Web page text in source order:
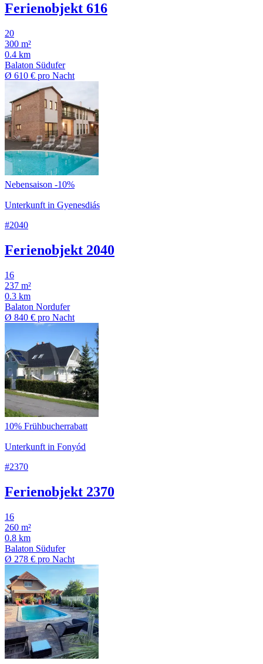
Ferienobjekt 616
20
300 m²
0.4 km
Balaton Südufer
Ø 610 € pro Nacht
Nebensaison -10%
Unterkunft in Gyenesdiás
#2040
Ferienobjekt 2040
16
237 m²
0.3 km
Balaton Nordufer
Ø 840 € pro Nacht
10% Frühbucherrabatt
Unterkunft in Fonyód
#2370
Ferienobjekt 2370
16
260 m²
0.8 km
Balaton Südufer
Ø 278 € pro Nacht